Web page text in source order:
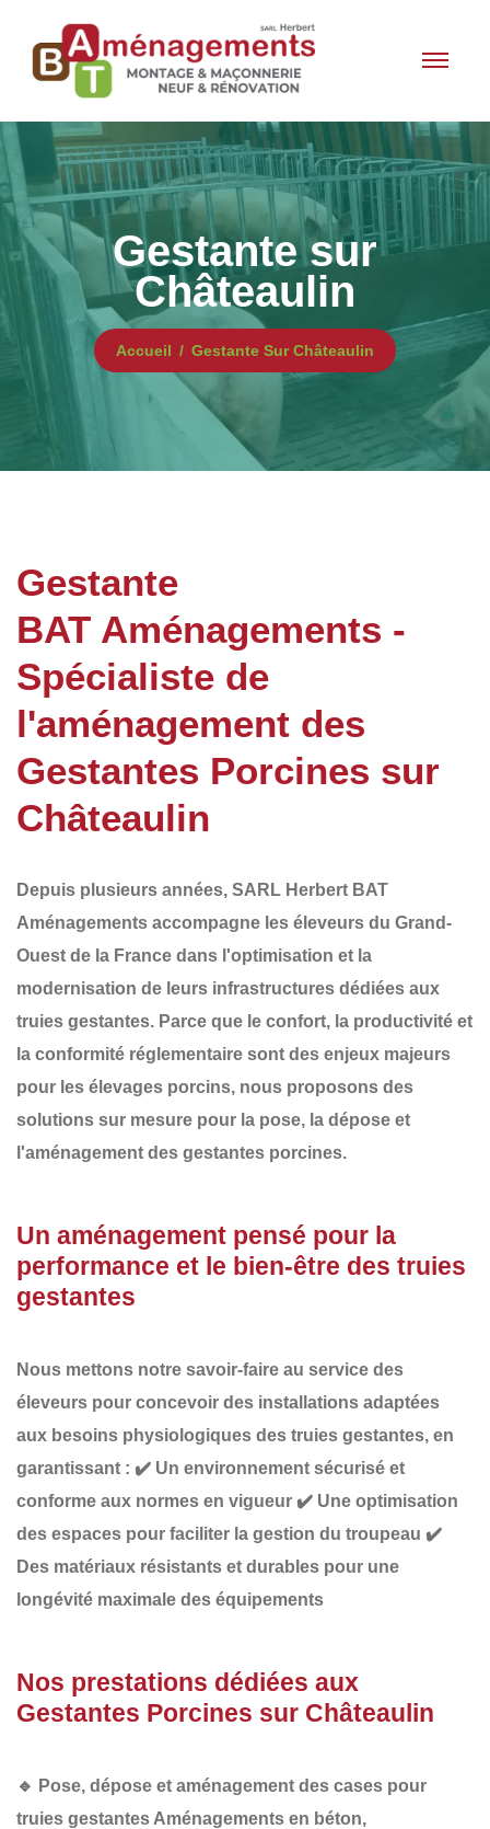
Gestante sur
Châteaulin
Accueil Gestante Sur Châteaulin
Gestante
BAT Aménagements -
Spécialiste de
l'aménagement des
Gestantes Porcines sur
Châteaulin
Depuis plusieurs années, SARL Herbert BAT
Aménagements accompagne les éleveurs du Grand-
Ouest de la France dans l'optimisation et la
modernisation de leurs infrastructures dédiées aux
truies gestantes. Parce que le confort, la productivité et
la conformité réglementaire sont des enjeux majeurs
pour les élevages porcins, nous proposons des
solutions sur mesure pour la pose, la dépose et
l'aménagement des gestantes porcines.
Un aménagement pensé pour la
performance et le bien-être des truies
gestantes
Nous mettons notre savoir-faire au service des
éleveurs pour concevoir des installations adaptées
aux besoins physiologiques des truies gestantes, en
garantissant : ✔️ Un environnement sécurisé et
conforme aux normes en vigueur ✔️ Une optimisation
des espaces pour faciliter la gestion du troupeau ✔️
Des matériaux résistants et durables pour une
longévité maximale des équipements
Nos prestations dédiées aux
Gestantes Porcines sur Châteaulin
🔹 Pose, dépose et aménagement des cases pour
truies gestantes Aménagements en béton,